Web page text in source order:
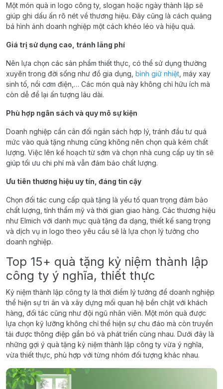
Một món quà in logo công ty, slogan hoặc ngày thành lập sẽ
giúp ghi dấu ấn rõ nét về thương hiệu. Đây cũng là cách quảng
bá hình ảnh doanh nghiệp một cách khéo léo và hiệu quả.
Giá trị sử dụng cao, tránh lãng phí
Nên lựa chọn các sản phẩm thiết thực, có thể sử dụng thường
xuyên trong đời sống như đồ gia dụng, bình giữ nhiệt , máy xay
sinh tố, nồi cơm điện,… Các món quà này không chỉ hữu ích mà
còn dễ để lại ấn tượng lâu dài.
Phù hợp ngân sách và quy mô sự kiện
Doanh nghiệp cần cân đối ngân sách hợp lý, tránh đầu tư quá
mức vào quà tặng nhưng cũng không nên chọn quà kém chất
lượng. Việc lên kế hoạch từ sớm và chọn nhà cung cấp uy tín sẽ
giúp tối ưu chi phí mà vẫn đảm bảo chất lượng.
Ưu tiên thương hiệu uy tín, đáng tin cậy
Chọn đối tác cung cấp quà tặng là yếu tố quan trọng đảm bảo
chất lượng, tính thẩm mỹ và thời gian giao hàng. Các thương hiệu
như Elmich với danh mục quà tặng đa dạng, thiết kế sang trọng
và dịch vụ in logo theo yêu cầu sẽ là lựa chọn lý tưởng cho
doanh nghiệp.
Top 15+ quà tặng kỷ niệm thành lập
công ty ý nghĩa, thiết thực
Kỷ niệm thành lập công ty là thời điểm lý tưởng để doanh nghiệp
thể hiện sự tri ân và xây dựng mối quan hệ bền chặt với khách
hàng, đối tác cũng như đội ngũ nhân viên. Một món quà được
lựa chọn kỹ lưỡng không chỉ thể hiện sự chu đáo mà còn truyền
tải được thông điệp gắn bó và phát triển cùng nhau. Dưới đây là
những gợi ý quà tặng kỷ niệm thành lập công ty vừa ý nghĩa,
vừa thiết thực, phù hợp với từng nhóm đối tượng khác nhau.